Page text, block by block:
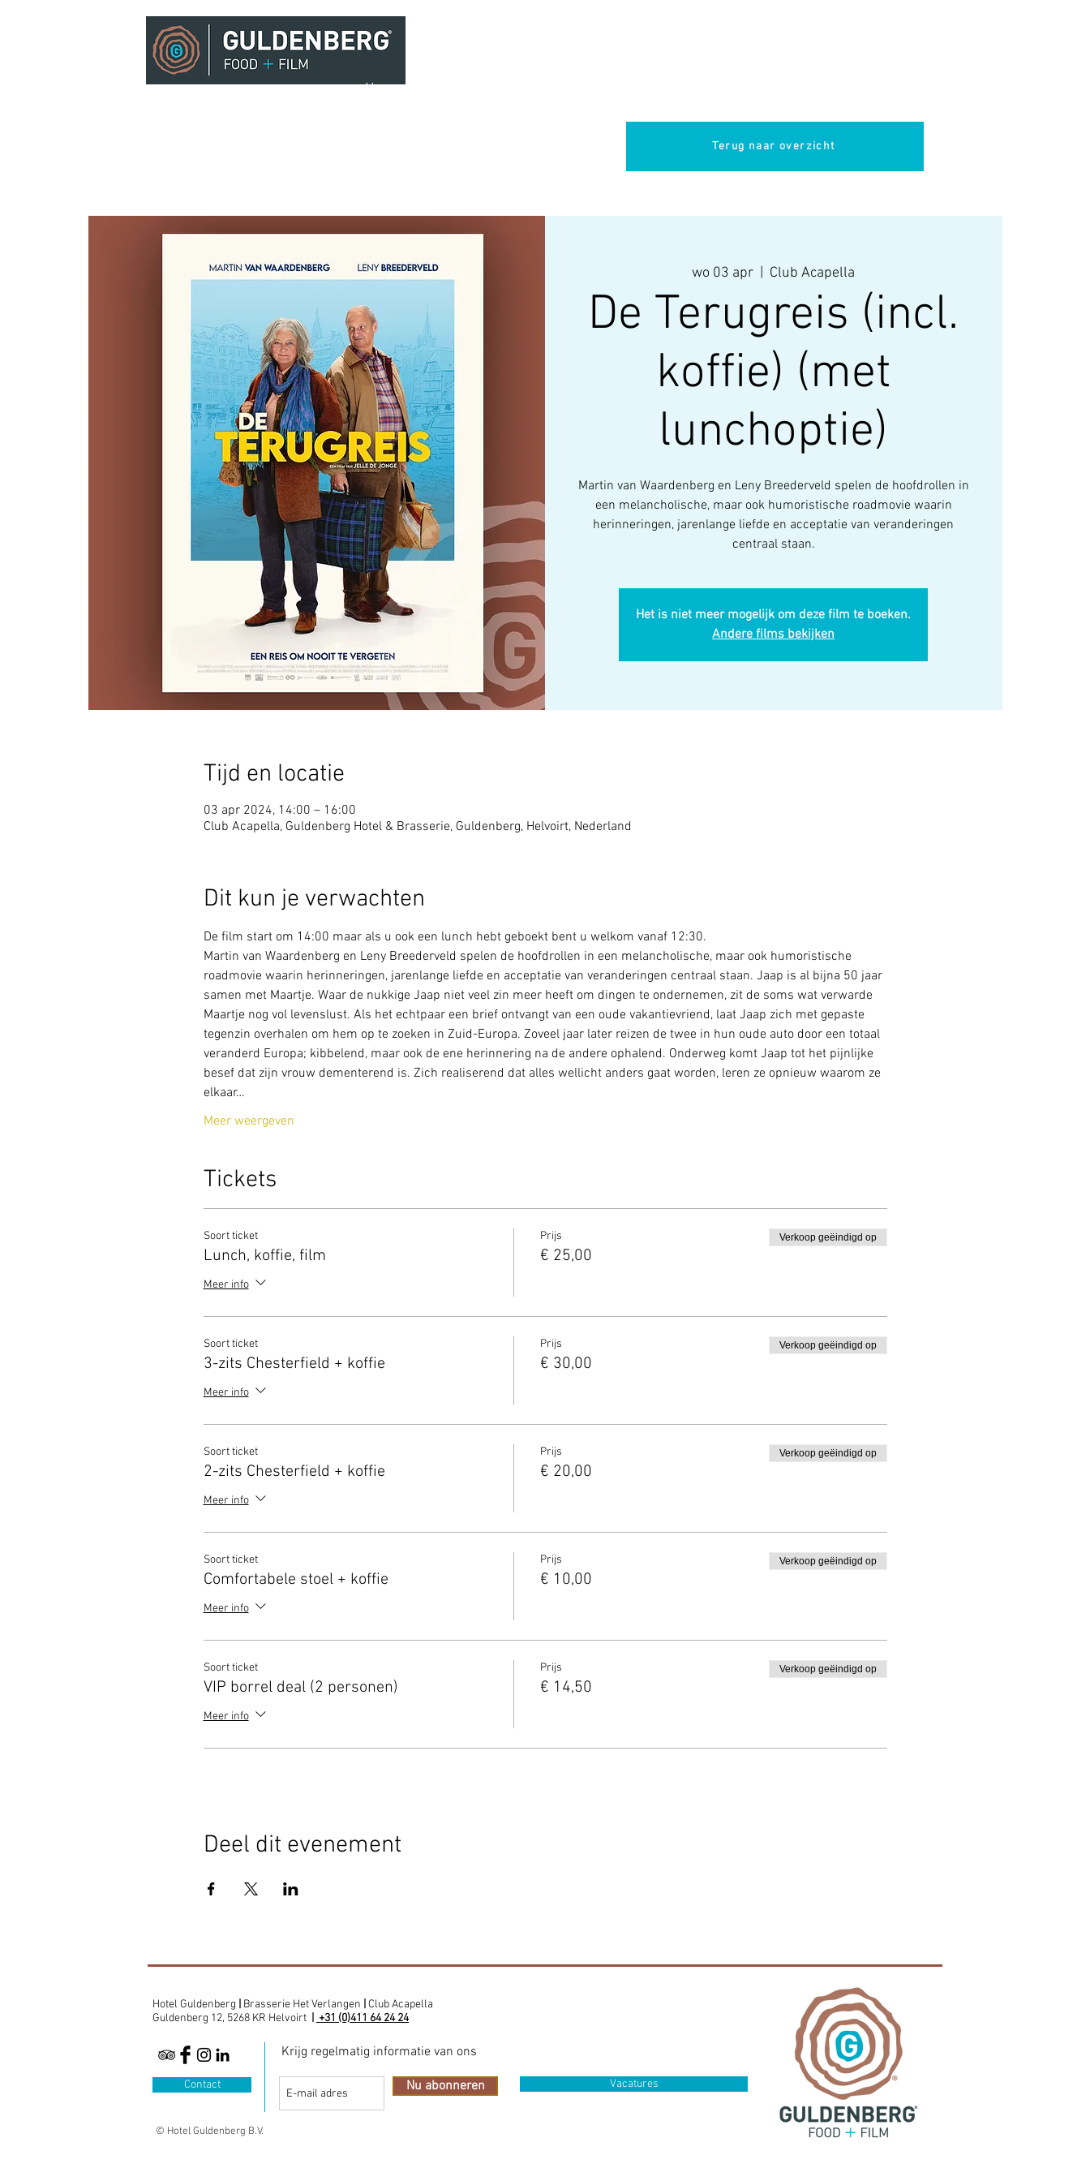
Home
Terug naar overzicht
wo 03 apr Club Acapella
De Terugreis (incl.
koffie) (met
lunchoptie)
Martin van Waardenberg en Leny Breederveld spelen de hoofdrollen in
een melancholische, maar ook humoristische roadmovie waarin
herinneringen, jarenlange liefde en acceptatie van veranderingen
centraal staan.
Het is niet meer mogelijk om deze film te boeken.
Andere films bekijken
Tijd en locatie
03 apr 2024, 14:00 – 16:00
Club Acapella, Guldenberg Hotel & Brasserie, Guldenberg, Helvoirt, Nederland
Dit kun je verwachten
De film start om 14:00 maar als u ook een lunch hebt geboekt bent u welkom vanaf 12:30.
Martin van Waardenberg en Leny Breederveld spelen de hoofdrollen in een melancholische, maar ook humoristische
roadmovie waarin herinneringen, jarenlange liefde en acceptatie van veranderingen centraal staan. Jaap is al bijna 50 jaar
samen met Maartje. Waar de nukkige Jaap niet veel zin meer heeft om dingen te ondernemen, zit de soms wat verwarde
Maartje nog vol levenslust. Als het echtpaar een brief ontvangt van een oude vakantievriend, laat Jaap zich met gepaste
tegenzin overhalen om hem op te zoeken in Zuid-Europa. Zoveel jaar later reizen de twee in hun oude auto door een totaal
veranderd Europa; kibbelend, maar ook de ene herinnering na de andere ophalend. Onderweg komt Jaap tot het pijnlijke
besef dat zijn vrouw dementerend is. Zich realiserend dat alles wellicht anders gaat worden, leren ze opnieuw waarom ze
elkaar…
Meer weergeven
Tickets
Soort ticket
Lunch, koffie, film
Meer info
Prijs
€ 25,00
Verkoop geëindigd op
Soort ticket
3-zits Chesterfield + koffie
Meer info
Prijs
€ 30,00
Verkoop geëindigd op
Soort ticket
2-zits Chesterfield + koffie
Meer info
Prijs
€ 20,00
Verkoop geëindigd op
Soort ticket
Comfortabele stoel + koffie
Meer info
Prijs
€ 10,00
Verkoop geëindigd op
Soort ticket
VIP borrel deal (2 personen)
Meer info
Prijs
€ 14,50
Verkoop geëindigd op
Deel dit evenement
Hotel Guldenberg Brasserie Het Verlangen
Club Acapella
Guldenberg 12, 5268 KR Helvoirt
+31 (0)411 64 24 24
Contact
Krijg regelmatig informatie van ons
Nu abonneren Vacatures
© Hotel Guldenberg B.V.